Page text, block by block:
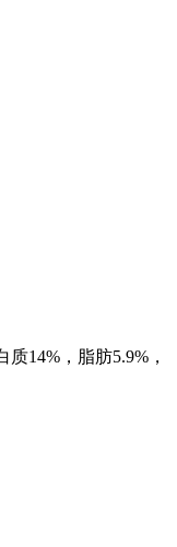
14%，脂肪5.9%，